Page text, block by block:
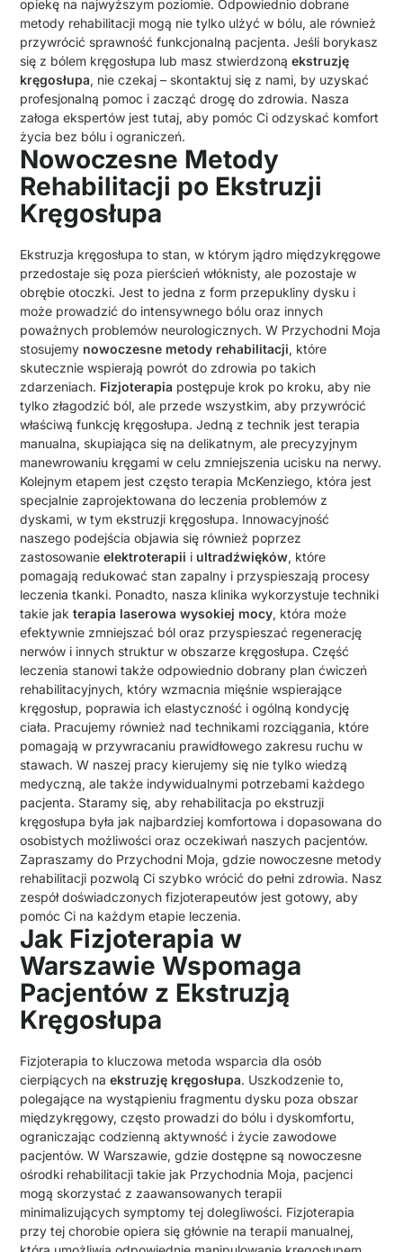
opiekę na najwyższym poziomie. Odpowiednio dobrane
metody rehabilitacji mogą nie tylko ulżyć w bólu, ale również
przywrócić sprawność funkcjonalną pacjenta. Jeśli borykasz
się z bólem kręgosłupa lub masz stwierdzonąekstruzję
kręgosłupa, nie czekaj – skontaktuj się z nami, by uzyskać
profesjonalną pomoc i zacząć drogę do zdrowia. Nasza
załoga ekspertów jest tutaj, aby pomóc Ci odzyskać komfort
życia bez bólu i ograniczeń.
Nowoczesne Metody
Rehabilitacji po Ekstruzji
Kręgosłupa
Ekstruzja kręgosłupa to stan, w którym jądro międzykręgowe
przedostaje się poza pierścień włóknisty, ale pozostaje w
obrębie otoczki. Jest to jedna z form przepukliny dysku i
może prowadzić do intensywnego bólu oraz innych
poważnych problemów neurologicznych. W Przychodni Moja
stosujemy nowoczesne metody rehabilitacji, które
skutecznie wspierają powrót do zdrowia po takich
zdarzeniach. Fizjoterapia postępuje krok po kroku, aby nie
tylko złagodzić ból, ale przede wszystkim, aby przywrócić
właściwą funkcję kręgosłupa. Jedną z technik jest terapia
manualna, skupiająca się na delikatnym, ale precyzyjnym
manewrowaniu kręgami w celu zmniejszenia ucisku na nerwy.
Kolejnym etapem jest często terapia McKenziego, która jest
specjalnie zaprojektowana do leczenia problemów z
dyskami, w tym ekstruzji kręgosłupa. Innowacyjność
naszego podejścia objawia się również poprzez
zastosowanieelektroterapii i ultradźwięków, które
pomagają redukować stan zapalny i przyspieszają procesy
leczenia tkanki. Ponadto, nasza klinika wykorzystuje techniki
takie jakterapia laserowa wysokiej mocy, która może
efektywnie zmniejszać ból oraz przyspieszać regenerację
nerwów i innych struktur w obszarze kręgosłupa. Część
leczenia stanowi także odpowiednio dobrany plan ćwiczeń
rehabilitacyjnych, który wzmacnia mięśnie wspierające
kręgosłup, poprawia ich elastyczność i ogólną kondycję
ciała. Pracujemy również nad technikami rozciągania, które
pomagają w przywracaniu prawidłowego zakresu ruchu w
stawach. W naszej pracy kierujemy się nie tylko wiedzą
medyczną, ale także indywidualnymi potrzebami każdego
pacjenta. Staramy się, aby rehabilitacja po ekstruzji
kręgosłupa była jak najbardziej komfortowa i dopasowana do
osobistych możliwości oraz oczekiwań naszych pacjentów.
Zapraszamy do Przychodni Moja, gdzie nowoczesne metody
rehabilitacji pozwolą Ci szybko wrócić do pełni zdrowia. Nasz
zespół doświadczonych fizjoterapeutów jest gotowy, aby
pomóc Ci na każdym etapie leczenia.
Jak Fizjoterapia w
Warszawie Wspomaga
Pacjentów z Ekstruzją
Kręgosłupa
Fizjoterapia to kluczowa metoda wsparcia dla osób
cierpiących naekstruzję kręgosłupa. Uszkodzenie to,
polegające na wystąpieniu fragmentu dysku poza obszar
międzykręgowy, często prowadzi do bólu i dyskomfortu,
ograniczając codzienną aktywność i życie zawodowe
pacjentów. W Warszawie, gdzie dostępne są nowoczesne
ośrodki rehabilitacji takie jak Przychodnia Moja, pacjenci
mogą skorzystać z zaawansowanych terapii
minimalizujących symptomy tej dolegliwości. Fizjoterapia
przy tej chorobie opiera się głównie na terapii manualnej,